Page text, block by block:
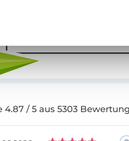
4.87 / 5 aus 5303